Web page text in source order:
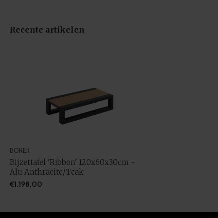
Recente artikelen
BOREK
Bijzettafel 'Ribbon' 120x60x30cm -
Alu Anthracite/Teak
€1.198,00